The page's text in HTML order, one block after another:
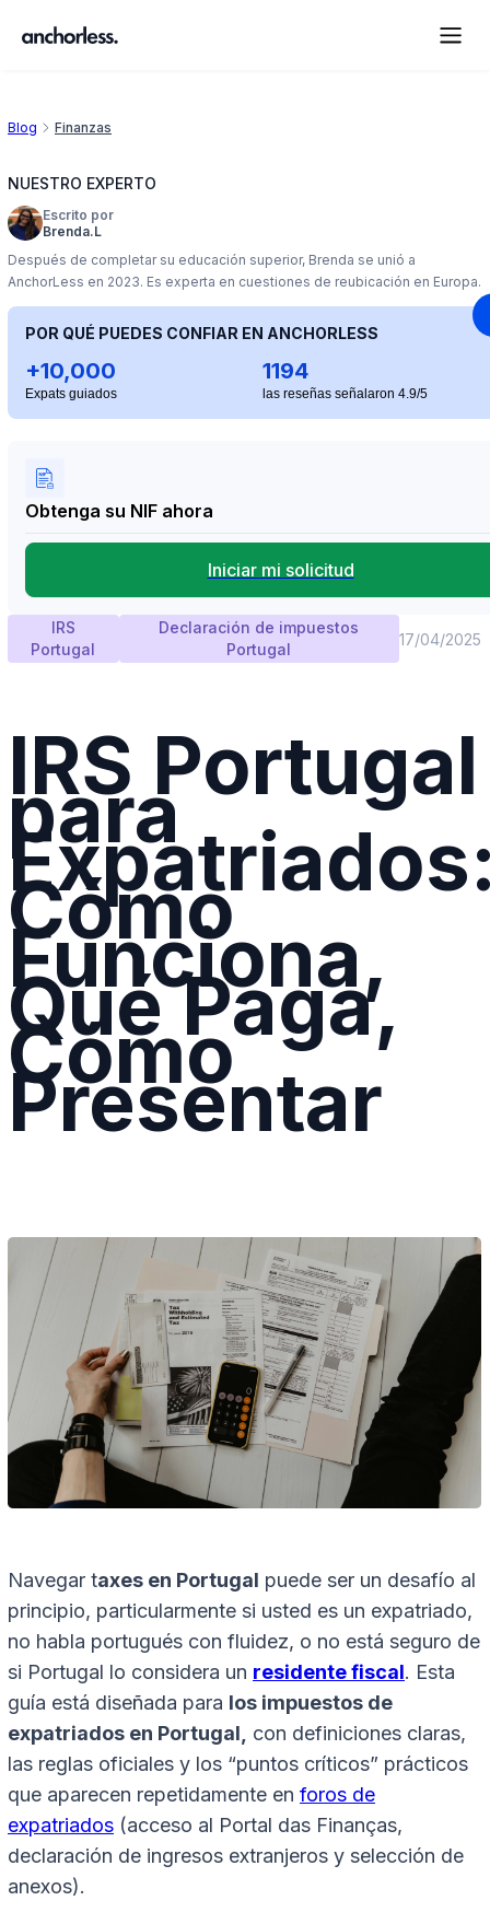
Blog Finanzas
NUESTRO EXPERTO
Escrito por
Brenda.L
Después de completar su educación superior, Brenda se unió a
AnchorLess en 2023. Es experta en cuestiones de reubicación en Europa.
POR QUÉ PUEDES CONFIAR EN ANCHORLESS
+10,000
Expats guiados
1194
las reseñas señalaron 4.9/5
Obtenga su NIF ahora
Iniciar mi solicitud
IRS
Portugal
Declaración de impuestos
Portugal
17/04/2025
IRS Portugal
para
Cómo
Funciona,
Qué Paga,
Cómo
Presentar
Navegar taxes en Portugal puede ser un desafío al
principio, particularmente si usted es un expatriado,
no habla portugués con fluidez, o no está seguro de
si Portugal lo considera un residente fiscal. Esta
guía está diseñada para los impuestos de
expatriados en Portugal, con definiciones claras,
las reglas oficiales y los “puntos críticos” prácticos
que aparecen repetidamente en foros de
expatriados (acceso al Portal das Finanças,
declaración de ingresos extranjeros y selección de
anexos).